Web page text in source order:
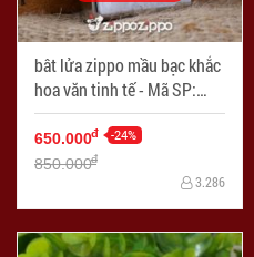
bât lửa zippo mầu bạc khắc
hoa văn tinh tế - Mã SP:
ZPC1430
650.000đ -24%
850.000đ
3.286